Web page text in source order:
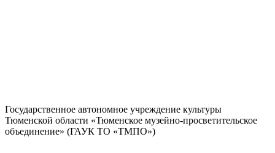
Государственное автономное учреждение культуры
Тюменской области «Тюменское музейно-просветительское
объединение» (ГАУК ТО «ТМПО»)